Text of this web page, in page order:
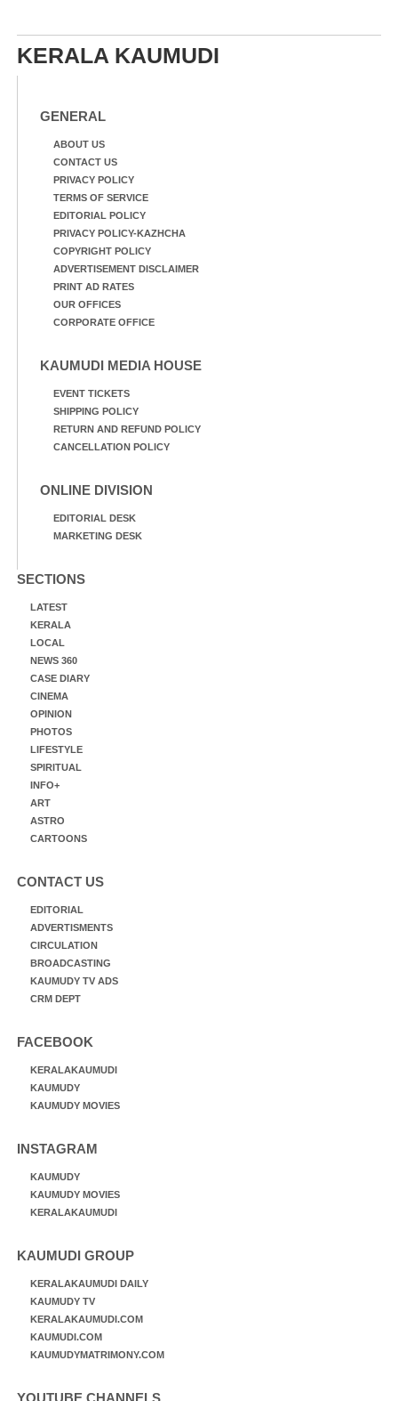
KERALA KAUMUDI
GENERAL
ABOUT US
CONTACT US
PRIVACY POLICY
TERMS OF SERVICE
EDITORIAL POLICY
PRIVACY POLICY-KAZHCHA
COPYRIGHT POLICY
ADVERTISEMENT DISCLAIMER
PRINT AD RATES
OUR OFFICES
CORPORATE OFFICE
KAUMUDI MEDIA HOUSE
EVENT TICKETS
SHIPPING POLICY
RETURN AND REFUND POLICY
CANCELLATION POLICY
ONLINE DIVISION
EDITORIAL DESK
MARKETING DESK
SECTIONS
LATEST
KERALA
LOCAL
NEWS 360
CASE DIARY
CINEMA
OPINION
PHOTOS
LIFESTYLE
SPIRITUAL
INFO+
ART
ASTRO
CARTOONS
CONTACT US
EDITORIAL
ADVERTISMENTS
CIRCULATION
BROADCASTING
KAUMUDY TV ADS
CRM DEPT
FACEBOOK
KERALAKAUMUDI
KAUMUDY
KAUMUDY MOVIES
INSTAGRAM
KAUMUDY
KAUMUDY MOVIES
KERALAKAUMUDI
KAUMUDI GROUP
KERALAKAUMUDI DAILY
KAUMUDY TV
KERALAKAUMUDI.COM
KAUMUDI.COM
KAUMUDYMATRIMONY.COM
YOUTUBE CHANNELS